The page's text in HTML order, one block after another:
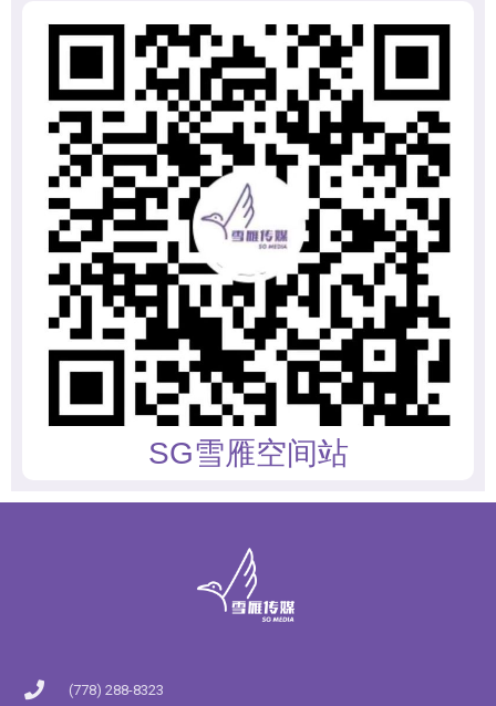
SG雪雁空间站
(778) 288-8323